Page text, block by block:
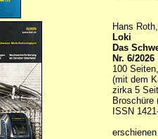
Hans
Loki
Das
Nr. 6/2026
100
(mit dem
zirka 5
Broschüre
ISSN